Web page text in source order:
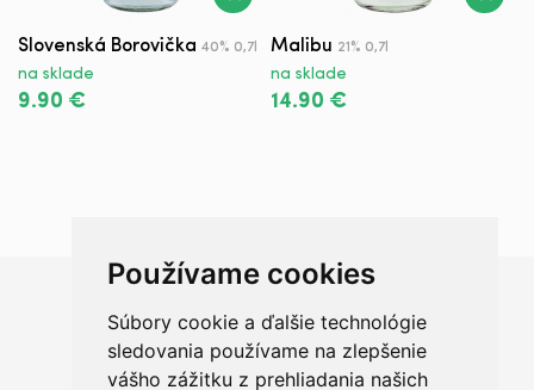
Používame cookies
Súbory cookie a ďalšie technológie
sledovania používame na zlepšenie
vášho zážitku z prehliadania našich
Slovenská Borovička 40% 0,7l
na sklade
9.90 €
Malibu 21% 0,7l
na sklade
14.90 €
Chceš sa radšej porozprávať?